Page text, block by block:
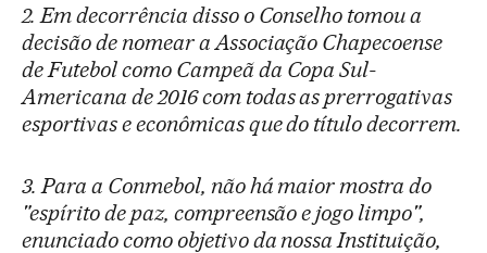
2. Em decorrência disso o Conselho tomou a
decisão de nomear a Associação Chapecoense
de Futebol como Campeã da Copa Sul-
Americana de 2016 com todas as prerrogativas
esportivas e econômicas que do título decorrem.
3. Para a Conmebol, não há maior mostra do
"espírito de paz, compreensão e jogo limpo",
enunciado como objetivo da nossa Instituição,